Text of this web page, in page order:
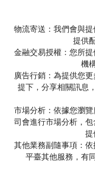
物流寄送：我們會與
提供
金融交易授權：您所
機
廣告行銷：為提供您
提下，分享相關訊息
市場分析：依據您瀏
司會進行市場分析，
提
其他業務副隨事項：
平臺其他服務，有